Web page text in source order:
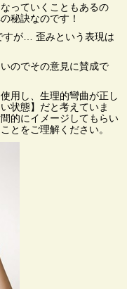
っていくこともあるの
秘訣なのです！
すが… 歪みという表現は
のでその意見に賛成で
用し、生理的彎曲が正し
状態】だと考えていま
的にイメージしてもらい
とをご理解ください。